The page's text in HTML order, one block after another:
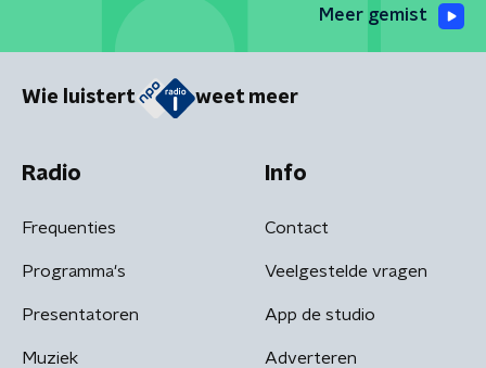
Meer gemist
Wie luistert weet meer
Radio
Frequenties
Programma's
Presentatoren
Muziek
Info
Contact
Veelgestelde vragen
App de studio
Adverteren